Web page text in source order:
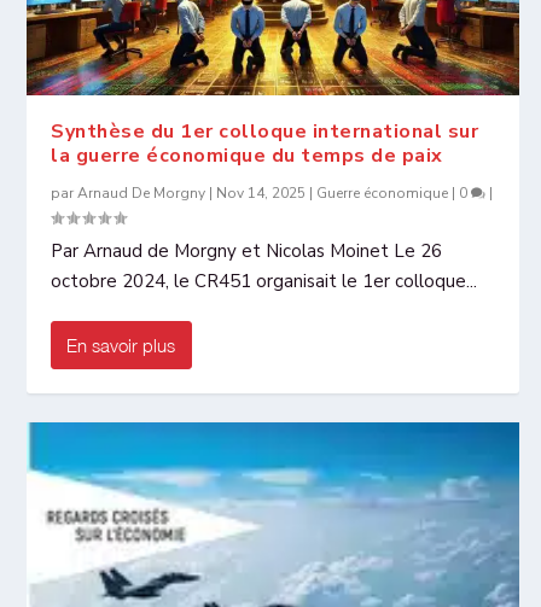
Synthèse du 1er colloque international sur
la guerre économique du temps de paix
parArnaud De Morgny | Nov 14, 2025 | Guerre économique | 0 |
Par Arnaud de Morgny et Nicolas Moinet Le 26
octobre 2024, le CR451 organisait le 1er colloque...
En savoir plus